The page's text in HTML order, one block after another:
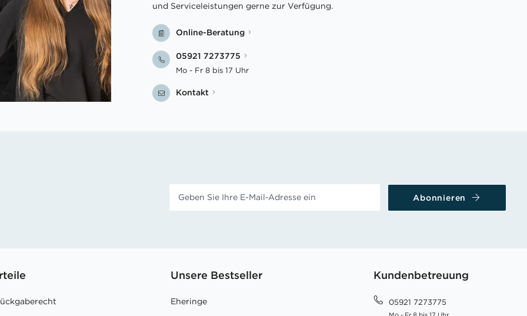
und Serviceleistungen gerne zur Verfügung.
Online-Beratung
05921 7273775
Mo - Fr 8 bis 17 Uhr
Kontakt
Abonnieren
Unsere Bestseller
Eheringe
Kundenbetreuung
05921 7273775